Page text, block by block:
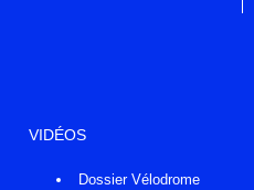
VIDÉOS
Dossier Vélodrome